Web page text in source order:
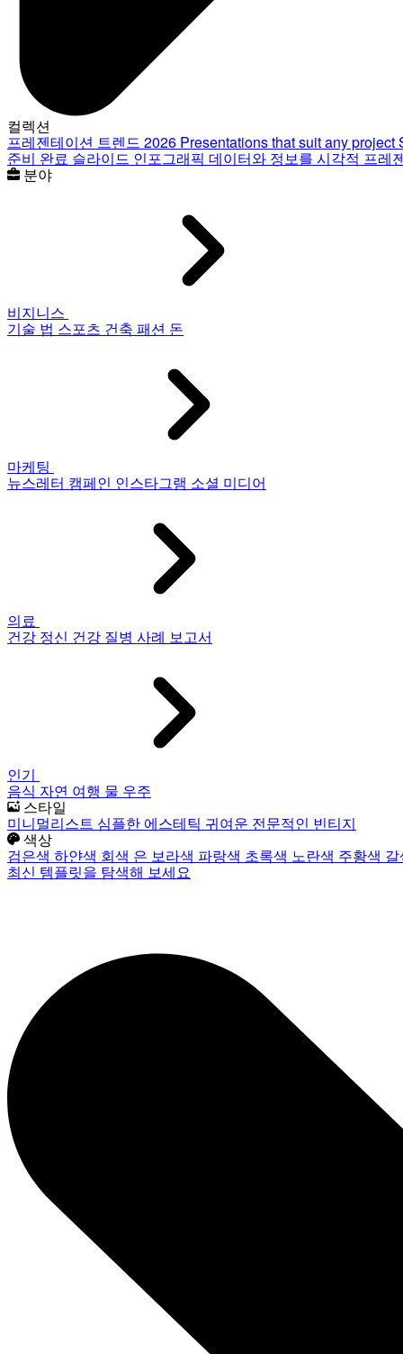
컬렉션
프레젠테이션 트렌드 2026 Presentations that suit any project
준비 완료 슬라이드 인포그래픽 데이터와 정보를 시각적 프레
분야
비지니스
기술 법 스포츠 건축 패션 돈
마케팅
뉴스레터 캠페인 인스타그램 소셜 미디어
의료
건강 정신 건강 질병 사례 보고서
인기
음식 자연 여행 물 우주
스타일
미니멀리스트 심플한 에스테틱 귀여운 전문적인 빈티지
색상
검은색 하얀색 회색 은 보라색 파랑색 초록색 노란색 주황색
최신 템플릿을 탐색해 보세요